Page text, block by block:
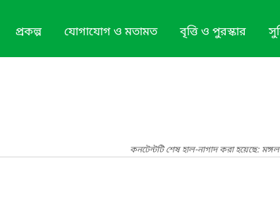
প্রকল্প যোগাযোগ ও মতামত বৃত্তি ও পুরস্কার
কনটেন্টটি শেষ হাল-নাগাদ করা হয়েছে: